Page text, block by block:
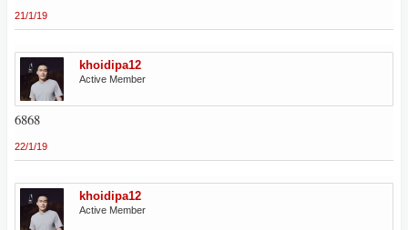
21/1/19
khoidipa12
Active Member
6868
22/1/19
khoidipa12
Active Member